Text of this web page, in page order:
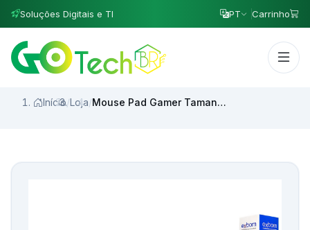
Soluções Digitais e TI PT Carrinho
Início/Loja/ Mouse Pad Gamer Tamanho Grande com Performance Vencedora Modelo:Mapa